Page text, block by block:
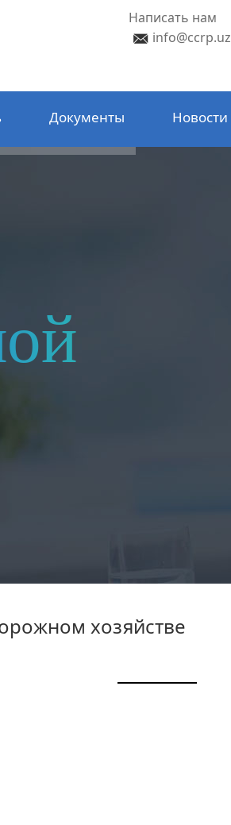
Написать нам
info@ccrp.uz
Документы Новости
хозяйстве